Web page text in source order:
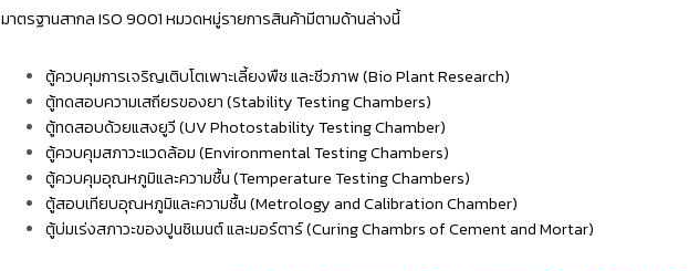
มาตรฐานสากล ISO 9001หมวดหมู่รายการสินค้ามีตามด้านล่างนี้
ตู้ควบคุมการเจริญเติบโตเพาะเลี้ยงพืช และชีวภาพ (Bio Plant Research)
ตู้ทดสอบความเสถียรของยา (Stability Testing Chambers)
ตู้ทดสอบด้วยแสงยูวี (UV Photostability Testing Chamber)
ตู้ควบคุมสภาวะแวดล้อม (Environmental Testing Chambers)
ตู้ควบคุมอุณหภูมิและความชื้น (Temperature Testing Chambers)
ตู้สอบเทียบอุณหภูมิและความชื้น (Metrology and Calibration Chamber)
ตู้บ่มเร่งสภาวะของปูนซิเมนต์ และมอร์ตาร์ (Curing Chambrs of Cement and Mortar)